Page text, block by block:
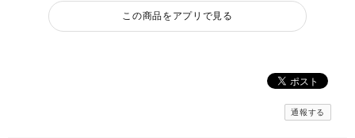
この商品をアプリで見る
通報する